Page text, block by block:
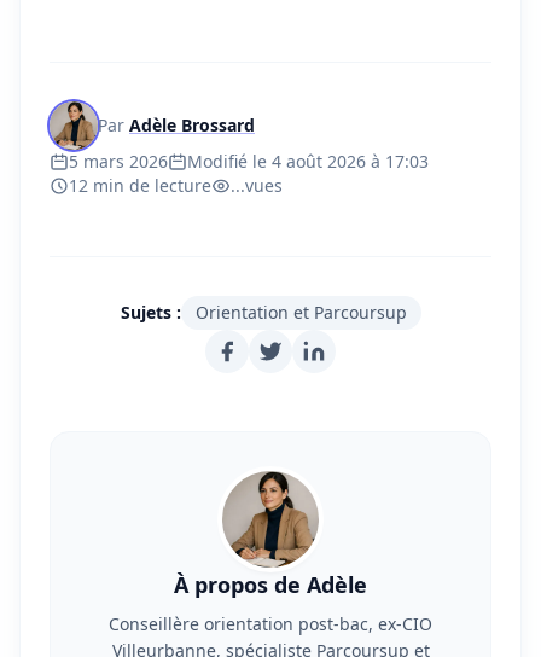
Par Adèle Brossard
5 mars 2026
Modifié le 4 août 2026 à 17:03
12 min de lecture
...vues
Sujets : Orientation et Parcoursup
À propos de Adèle
Conseillère orientation post-bac, ex-CIO
Villeurbanne, spécialiste Parcoursup et